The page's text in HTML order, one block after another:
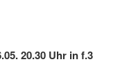
20.30 Uhr in f.3